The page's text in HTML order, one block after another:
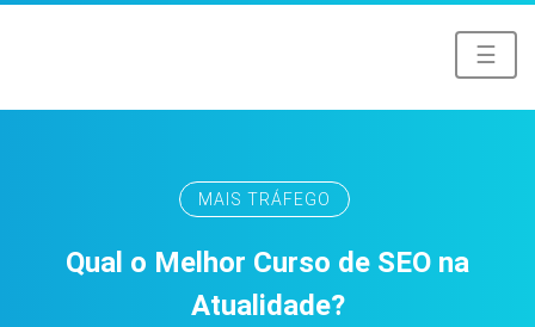
☰
MAIS TRÁFEGO
Qual o Melhor Curso de SEO na
Atualidade?